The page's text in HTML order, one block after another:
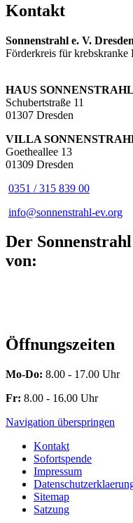
Kontakt
Sonnenstrahl e. V. Dresden
Förderkreis für
HAUS SONNENSTRAHL
Schubertstraße 11
01307 Dresden
VILLA
Goetheallee 13
01309 Dresden
0351 / 315 839 00
info@sonnenstrahl-ev.org
Der
von:
Öffnungszeiten
Mo-Do: 8.00 - 17.00 Uhr
Fr: 8.00 - 16.00 Uhr
Navigation überspringen
Kontakt
Sofortspende
Impressum
Sitemap
Satzung